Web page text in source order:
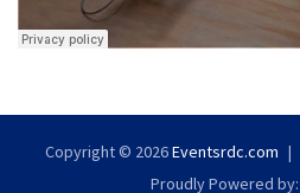
Copyright © 2026Eventsrdc.com
Proudly Powered by: